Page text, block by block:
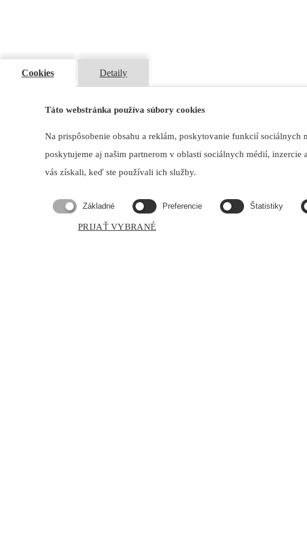
O nás
najkvalitnejšie firmy, sprostredkujúce certifikované produkty.
Poskytujeme odborné poradenstvo pri výbere správneho tovaru. V našej
Navštívte nás
Cookies Detaily
Táto webstránka používa súbory cookies
Na prispôsobenie obsahu a reklám, poskytovanie funkcií
poskytujeme aj našim partnerom v oblasti sociálnych médií,
vás získali, keď ste používali ich služby.
Základné Preferencie Štatistiky
PRIJAŤ VYBRANÉ